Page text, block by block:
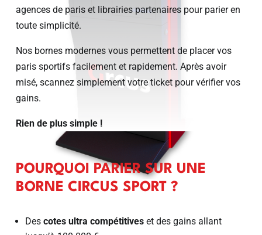
agences de paris et librairies partenaires pour parier en
toute simplicité.
Nos bornes modernes vous permettent de placer vos
paris sportifs facilement et rapidement. Après avoir
misé, scannez simplement votre ticket pour vérifier vos
gains.
Rien de plus simple !
POURQUOI PARIER SUR UNE
BORNE CIRCUS SPORT ?
Des cotes ultra compétitiveset des gains allant